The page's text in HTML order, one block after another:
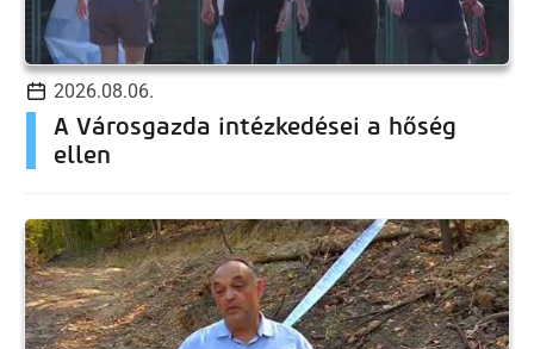
2026.08.06.
A Városgazda intézkedései a hőség
ellen